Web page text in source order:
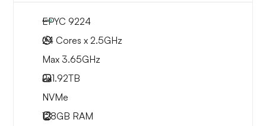
EPYC 9224
24 Cores x 2.5GHz
Max 3.65GHz
2x1.92TB
NVMe
128GB RAM